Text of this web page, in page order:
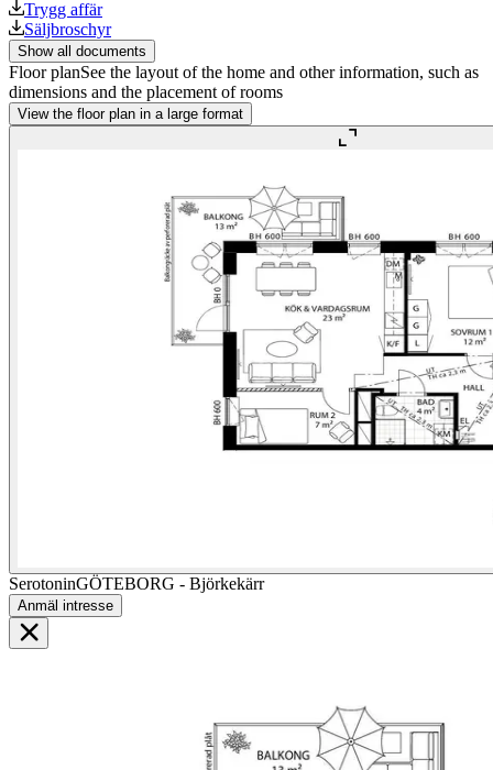
Trygg affär
Säljbroschyr
Show all documents
Floor planSee the layout of the home and other information, such as
dimensions and the placement of rooms
View the floor plan in a large format
SerotoninGÖTEBORG - Björkekärr
Anmäl intresse